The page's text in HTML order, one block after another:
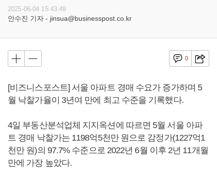
2025-06-04 15:43:49
안수진 기자 - jinsua@businesspost.co.kr
0
[비즈니스포스트] 서울 아파트 경매 수요가 증가하며 5
월 낙찰가율이 3년여 만에 최고 수준을 기록했다.
4일 부동산분석업체 지지옥션에 따르면 5월 서울 아파
트 경매 낙찰가는 1198억5천만 원으로 감정가(1227억1
천만 원)의 97.7% 수준으로 2022년 6월 이후 2년 11개월
만에 가장 높았다.